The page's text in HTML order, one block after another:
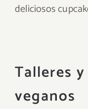
deliciosos
Talleres
veganos